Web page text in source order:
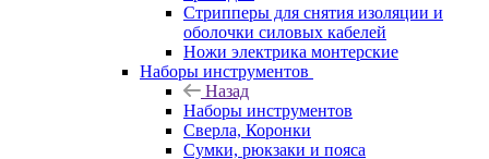
Стрипперы для снятия изоляции и
оболочки силовых кабелей
Ножи электрика монтерские
Наборы инструментов
Назад
Наборы инструментов
Сверла, Коронки
Сумки, рюкзаки и пояса